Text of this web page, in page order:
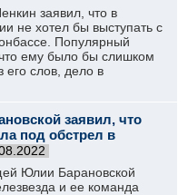
заявил, что в
не хотел бы выступать с
Популярный
что ему было бы слишком
его слов, дело в
заявил, что
под обстрел в
Юлии Барановской
и ее команда